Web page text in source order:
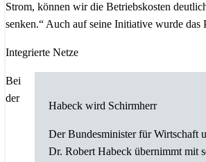
Strom, können wir die Betriebskosten
senken.“ Auch auf seine Initiative wurde das
Integrierte Netze
Habeck wird Schirmherr
Der Bundesminister für Wirtschaft
Dr. Robert Habeck übernimmt mit
Bei
der